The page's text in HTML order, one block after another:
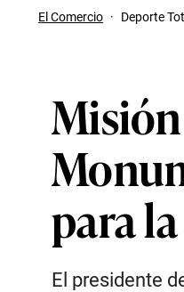
El Comercio · Deporte
para
El presidente